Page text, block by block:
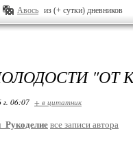
Авось из (+ сутки) дневников
"ОТ
г. 06:07 + в цитатник
все записи автора